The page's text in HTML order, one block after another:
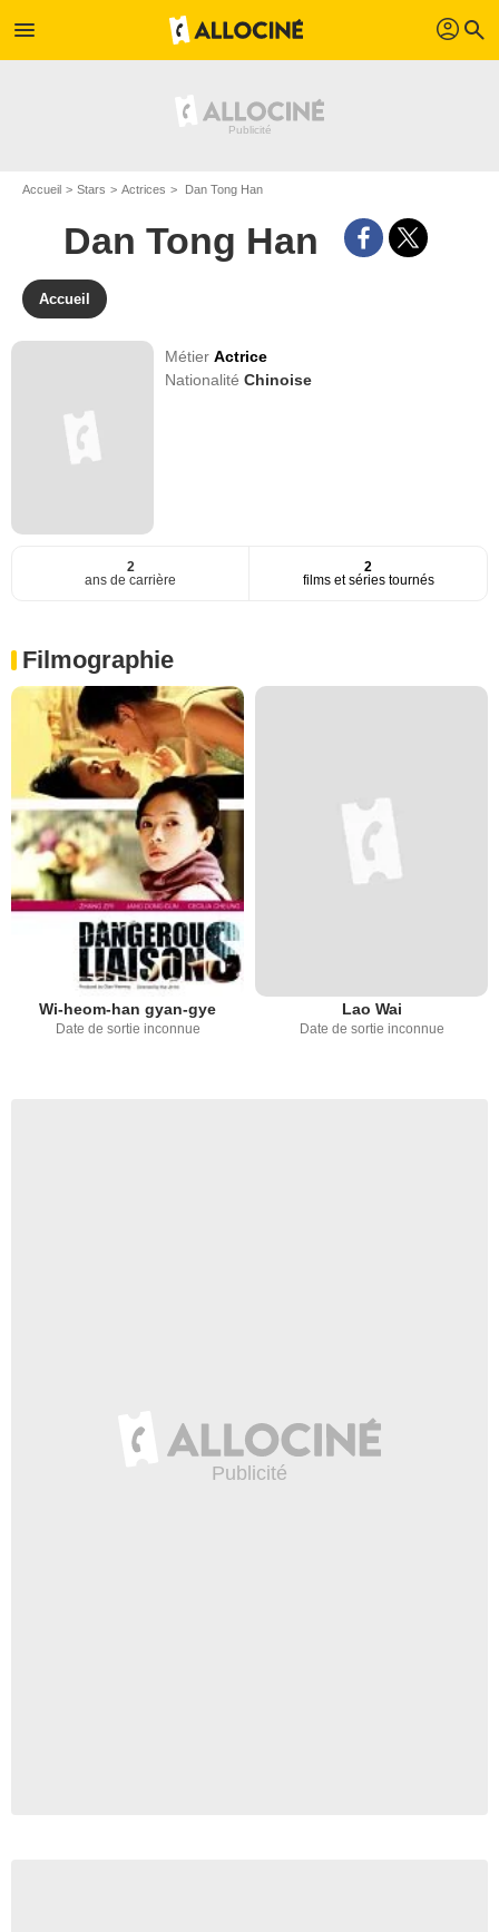
menu profil search
Accueil Stars Actrices Dan Tong Han
Dan Tong Han
Accueil
MétierActrice
NationalitéChinoise
2
ans de carrière
2
films et séries tournés
Filmographie
Wi-heom-han gyan-gye
Date de sortie inconnue
Lao Wai
Date de sortie inconnue